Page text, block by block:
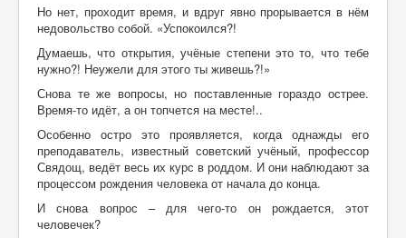
Но нет, проходит время, и вдруг явно прорывается в нём
недовольство собой. «Успокоился?!
Думаешь, что открытия, учёные степени это то, что тебе
нужно?! Неужели для этого ты живешь?!»
Снова те же вопросы, но поставленные гораздо острее.
Время-то идёт, а он топчется на месте!..
Особенно остро это проявляется, когда однажды его
преподаватель, известный советский учёный, профессор
Свядощ, ведёт весь их курс в роддом. И они наблюдают за
процессом рождения человека от начала до конца.
И снова вопрос – для чего-то он рождается, этот
человечек?